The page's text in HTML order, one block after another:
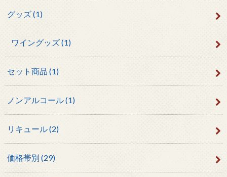
グッズ(1)
ワイングッズ(1)
セット商品 (1)
ノンアルコール(1)
リキュール(2)
価格帯別 (29)